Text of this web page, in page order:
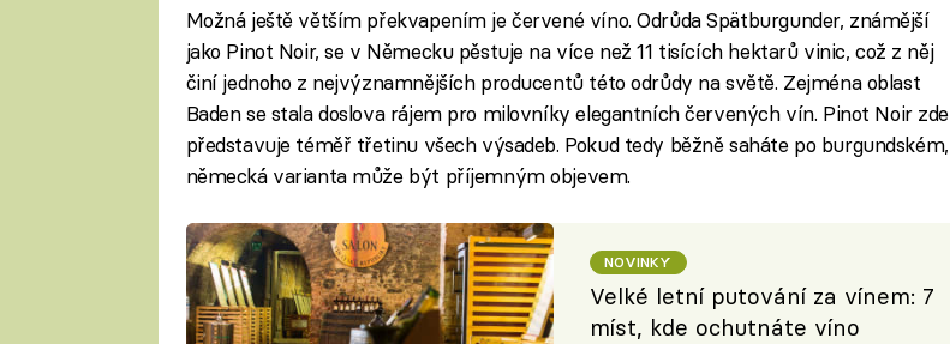
Možná ještě větším překvapením je červené víno. Odrůda Spätburgunder, známější
jako Pinot Noir, se v Německu pěstuje na více než 11 tisících hektarů vinic, což z něj
činí jednoho z nejvýznamnějších producentů této odrůdy na světě. Zejména oblast
Baden se stala doslova rájem pro milovníky elegantních červených vín. Pinot Noir zde
představuje téměř třetinu všech výsadeb. Pokud tedy běžně saháte po burgundském,
německá varianta může být příjemným objevem.
NOVINKY
Velké letní putování za vínem: 7
míst, kde ochutnáte víno